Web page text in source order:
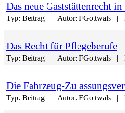
Das neue Gaststättenrecht
Typ: Beitrag Autor: FGottwals
Das Recht für Pflegeberufe
Typ: Beitrag Autor: FGottwals
Die Fahrzeug-
Typ: Beitrag Autor: FGottwals